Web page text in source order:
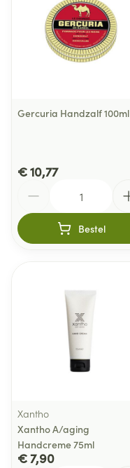
Gercuria Handzalf 100ml
€ 10,77
Bestel
Xantho
Xantho A/aging
Handcreme 75ml
€ 7,90